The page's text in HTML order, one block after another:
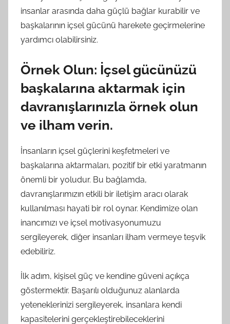
insanlar arasında daha güçlü bağlar kurabilir ve
başkalarının içsel gücünü harekete geçirmelerine
yardımcı olabilirsiniz.
Örnek Olun: İçsel gücünüzü
başkalarına aktarmak için
davranışlarınızla örnek olun
ve ilham verin.
İnsanların içsel güçlerini keşfetmeleri ve
başkalarına aktarmaları, pozitif bir etki yaratmanın
önemli bir yoludur. Bu bağlamda,
davranışlarımızın etkili bir iletişim aracı olarak
kullanılması hayati bir rol oynar. Kendimize olan
inancımızı ve içsel motivasyonumuzu
sergileyerek, diğer insanları ilham vermeye teşvik
edebiliriz.
İlk adım, kişisel güç ve kendine güveni açıkça
göstermektir. Başarılı olduğunuz alanlarda
yeteneklerinizi sergileyerek, insanlara kendi
kapasitelerini gerçekleştirebileceklerini